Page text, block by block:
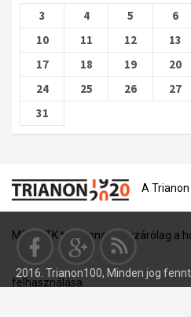
3
4 5 6
10
11 12 13
17
18 19 20
24
25 26 27
31
A
MTA BTK tulajdona, és kizárólag a
felhasználása.
2016. Trianon100, Minden jog